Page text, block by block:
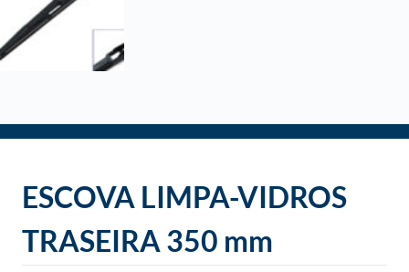
ESCOVA LIMPA-VIDROS
TRASEIRA 350 mm